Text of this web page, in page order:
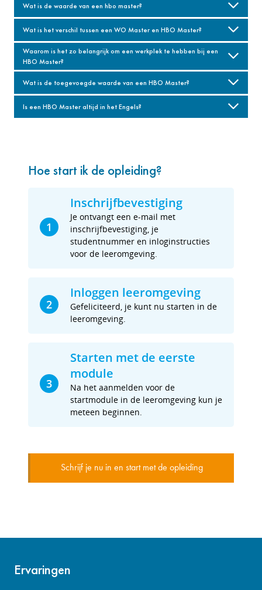
Wat is de waarde van een hbo master?
Wat is het verschil tussen een WO Master en HBO Master?
Waarom is het zo belangrijk om een werkplek te hebben bij een
HBO Master?
Wat is de toegevoegde waarde van een HBO Master?
Is een HBO Master altijd in het Engels?
Hoe start ik de opleiding?
1
Inschrijfbevestiging
Je ontvangt een e-mail met
inschrijfbevestiging, je
studentnummer en inloginstructies
voor de leeromgeving.
2
Inloggen leeromgeving
Gefeliciteerd, je kunt nu starten in de
leeromgeving.
3
Starten met de eerste
module
Na het aanmelden voor de
startmodule in de leeromgeving kun je
meteen beginnen.
Schrijf je nu in en start met de opleiding
Ervaringen